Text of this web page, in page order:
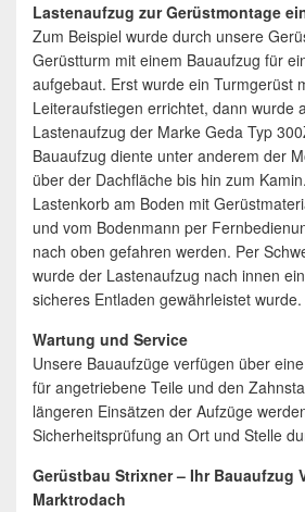
Lastenaufzug zur Gerüstmontage
Zum Beispiel wurde durch unsere
Gerüstturm mit einem Bauaufzug für
aufgebaut. Erst wurde ein Turmgerüst
Leiteraufstiegen errichtet, dann wurde
Lastenaufzug der Marke Geda Typ
Bauaufzug diente unter anderem der
über der Dachfläche bis hin zum
Lastenkorb am Boden mit
und vom Bodenmann per
nach oben gefahren werden. Per
wurde der Lastenaufzug nach innen
sicheres Entladen gewährleistet wurde.
Wartung und Service
Unsere Bauaufzüge verfügen über
für angetriebene Teile und den
längeren Einsätzen der Aufzüge
Sicherheitsprüfung an Ort und Stelle
Gerüstbau Strixner – Ihr Bauaufzug
Marktrodach